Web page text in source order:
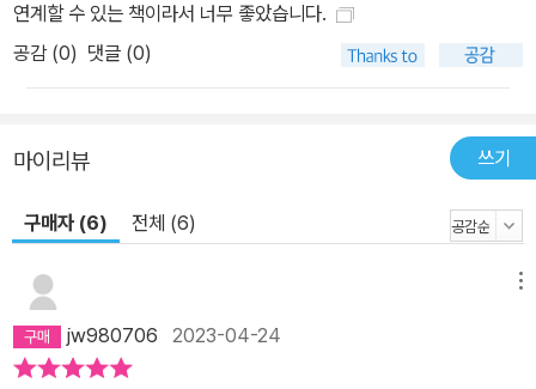
연계할 수 있는 책이라서 너무 좋았습니다.
공감 (0) 댓글 (0)
마이리뷰 쓰기
구매자 (6) 전체 (6)
jw980706 2023-04-24